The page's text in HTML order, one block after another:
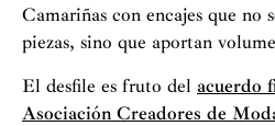
Camariñas con encajes que no
piezas, sino que aportan
El desfile es fruto del acuerdo
Asociación Creadores de